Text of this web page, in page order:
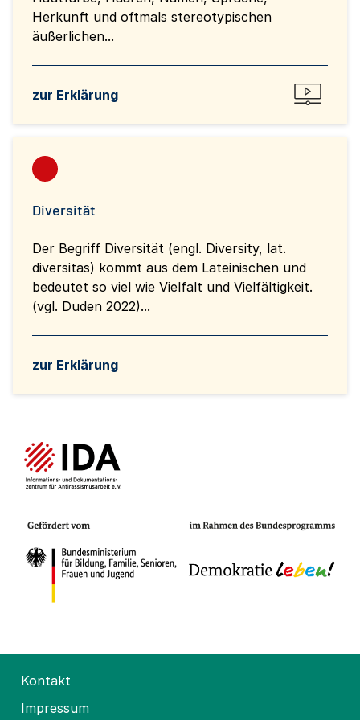
Herkunft und oftmals stereotypischen
äußerlichen...
zur Erklärung
Diversität
Der Begriff Diversität (engl. Diversity, lat.
diversitas) kommt aus dem Lateinischen und
bedeutet so viel wie Vielfalt und Vielfältigkeit.
(vgl. Duden 2022)...
zur Erklärung
Kontakt
Impressum